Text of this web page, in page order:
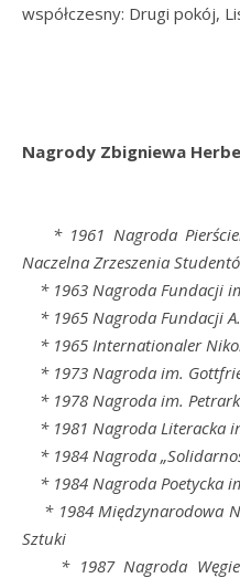
współczesny: Drugi pokój,
Nagrody Zbigniewa
* 1961 Nagroda
Naczelna Zrzeszenia
* 1963 Nagroda Fundacji
* 1965 Nagroda Fundacji A.
* 1965 Internationaler
* 1973 Nagroda im.
* 1978 Nagroda im.
* 1981 Nagroda Literacka
* 1984 Nagroda
* 1984 Nagroda Poetycka
* 1984 Międzynarodowa
Sztuki
* 1987 Nagroda